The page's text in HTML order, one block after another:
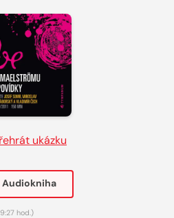
ukázku
Audiokniha
hod.)